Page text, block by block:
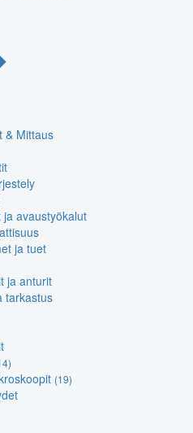
& Mittaus
ja avaustyökalut
ja tuet
ja anturit
tarkastus
(19)